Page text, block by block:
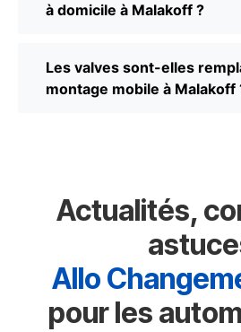
à domicile à Malakoff ?
Les valves sont-elles
montage mobile à Malakoff
Actualités,
Allo
pour les